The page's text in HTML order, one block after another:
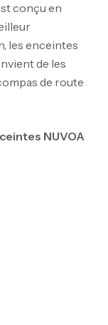
conçu en
les enceintes
de les
de route
NUVOA